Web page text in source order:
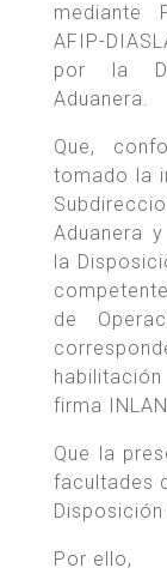
mediante
AFIP-
por la
Aduanera.
Que,
tomado la
Aduanera
la
de
firma
Que la
facultades
Disposición
Por ello,